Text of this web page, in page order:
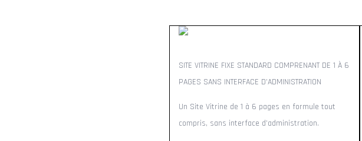
SITE VITRINE FIXE STANDARD COMPRENANT DE 1 À 6
PAGES SANS INTERFACE D’ADMINISTRATION
Un Site Vitrine de 1 à 6 pages en formule tout
compris, sans interface d’administration.